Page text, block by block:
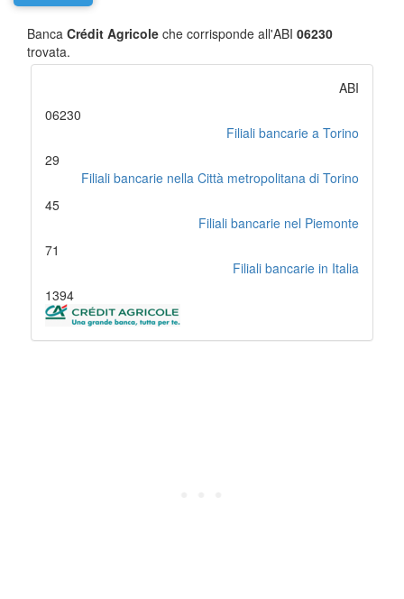
Banca Crédit Agricole che corrisponde all'ABI 06230
trovata.
ABI
06230
Filiali bancarie a Torino
29
Filiali bancarie nella Città metropolitana di Torino
45
Filiali bancarie nel Piemonte
71
Filiali bancarie in Italia
1394